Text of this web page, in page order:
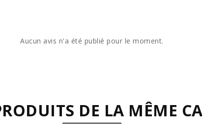
Aucun avis n'a été publié pour le moment.
DE LA MÊME